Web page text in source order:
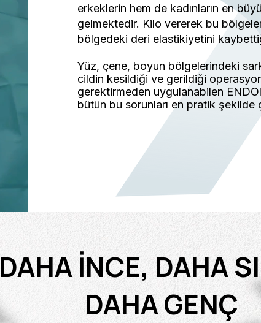
erkeklerin hem de kadınların en
gelmektedir. Kilo vererek bu
bölgedeki deri elastikiyetini
Yüz, çene, boyun bölgelerindeki
cildin kesildiği ve gerildiği
gerektirmeden uygulanabilen
bütün bu sorunları en pratik şekilde
DAHA İNCE, DAHA
DAHA GENÇ